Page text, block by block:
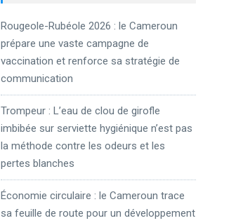
Rougeole-Rubéole 2026 : le Cameroun
prépare une vaste campagne de
vaccination et renforce sa stratégie de
communication
Trompeur : L’eau de clou de girofle
imbibée sur serviette hygiénique n’est pas
la méthode contre les odeurs et les
pertes blanches
Économie circulaire : le Cameroun trace
sa feuille de route pour un développement